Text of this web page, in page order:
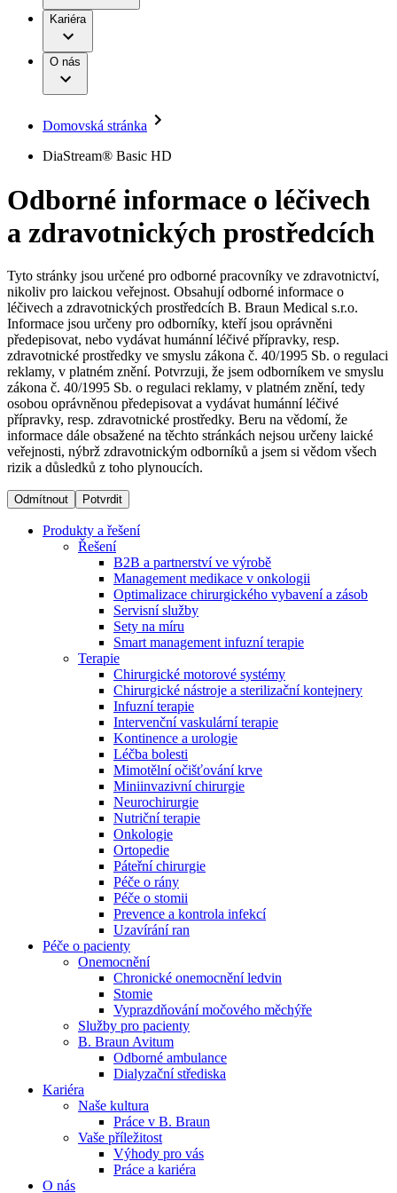
Léčba bolesti
Mimotělní očišťování krve
Neurochirurgie
Onkologie
Ortopedie
Páteřní chirurgie
Péče o rány
Prevence a kontrola infekcí
Uzavírání ran
Řešení
Terapie
Produktový katalog​
Objevte naše produkty. Navštivte produktový katalog B.
Braun s našim kompletním produktovým portfoliem.
Onemocnění
B. Braun Avitum
Dialyzační střediska​
B. Braun Avitum poskytuje kvalitní dialyzační péči ve všech
svých střediscích v České republice. Více informací se
dozvíte na stránkách jednotlivých středisek.
Odborné ambulance
Naše specializované ambulance jsou tu pro vás. Zvolte
specializaci a město, které potřebujete, a objednejte se do naší
ambulance.
Práce a kariéra
Naše kultura
Vaše příležitost​
Nabídky pracovních míst
Objevte své kariérní příležitosti ​v B. Braun. Vyhledejte náš trh
práce​ pro zajímavé pozice.​
Odpovědnost
Média
Tiskové zprávy
Kontakt
Kontaktní formulář
Registrace k odběru newsletteru
Odpovědnost
Média
Kontakt
Zůstaňte v dialogu s B. Braun. ​Kontaktujte nás.​
Kariéra
O nás
Domovská stránka
DiaStream® Basic HD
Odborné informace o léčivech
a zdravotnických prostředcích
Tyto stránky jsou určené pro odborné pracovníky ve zdravotnictví,
nikoliv pro laickou veřejnost. Obsahují odborné informace o
léčivech a zdravotnických prostředcích B. Braun Medical s.r.o.
Informace jsou určeny pro odborníky, kteří jsou oprávněni
předepisovat, nebo vydávat humánní léčivé přípravky, resp.
zdravotnické prostředky ve smyslu zákona č. 40/1995 Sb. o regulaci
reklamy, v platném znění. Potvrzuji, že jsem odborníkem ve smyslu
zákona č. 40/1995 Sb. o regulaci reklamy, v platném znění, tedy
osobou oprávněnou předepisovat a vydávat humánní léčivé
přípravky, resp. zdravotnické prostředky. Beru na vědomí, že
informace dále obsažené na těchto stránkách nejsou určeny laické
veřejnosti, nýbrž zdravotnickým odborníků a jsem si vědom všech
rizik a důsledků z toho plynoucích.
Odmítnout Potvrdit
Produkty a řešení
Řešení
B2B a partnerství ve výrobě
Management medikace v onkologii
Optimalizace chirurgického vybavení a zásob
Servisní služby
Sety na míru
Smart management infuzní terapie​
Terapie
Chirurgické motorové systémy
Chirurgické nástroje a sterilizační kontejnery
Infuzní terapie
Intervenční vaskulární terapie
Kontinence a urologie
Léčba bolesti
Mimotělní očišťování krve
Miniinvazivní chirurgie
Neurochirurgie
Nutriční terapie
Onkologie
Ortopedie
Páteřní chirurgie
Péče o rány
Péče o stomii
Prevence a kontrola infekcí
Uzavírání ran
Péče o pacienty
Onemocnění
Chronické onemocnění ledvin
Stomie
Vyprazdňování močového měchýře
Služby pro pacienty
B. Braun Avitum
Odborné ambulance
Dialyzační střediska
Kariéra
Naše kultura
Práce v B. Braun
Vaše příležitost​
Výhody pro vás
Práce a kariéra
O nás